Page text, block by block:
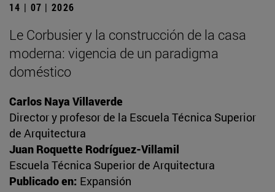
14 | 07 | 2026
Le Corbusier y la construcción de la casa
moderna: vigencia de un paradigma
doméstico
Carlos Naya Villaverde
Director y profesor de la Escuela Técnica Superior
de Arquitectura
Juan Roquette Rodríguez-Villamil
Escuela Técnica Superior de Arquitectura
Publicado en: Expansión